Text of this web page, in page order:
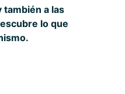
también a las
lo que